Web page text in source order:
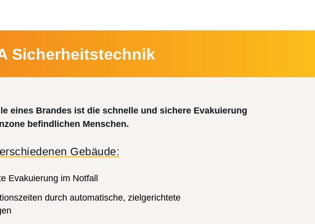
Sicherheitstechnik
eines Brandes ist die schnelle und sichere Evakuierung
befindlichen Menschen.
Gebäude:
Evakuierung im Notfall
durch automatische, zielgerichtete